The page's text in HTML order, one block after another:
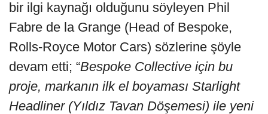
bir ilgi kaynağı olduğunu söyleyen Phil
Fabre de la Grange (Head of Bespoke,
Rolls-Royce Motor Cars) sözlerine şöyle
devam etti; “Bespoke Collective için bu
proje, markanın ilk el boyaması Starlight
Headliner (Yıldız Tavan Döşemesi) ile yeni